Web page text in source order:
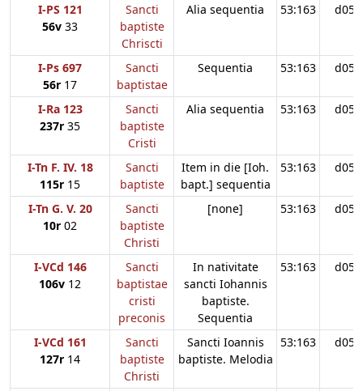
I-PS 121
56v 33
Sancti
baptiste
Chriscti
Alia sequentia 53:163 d05
I-Ps 697
56r 17
Sancti
baptistae
Sequentia 53:163 d05
I-Ra 123
237r 35
Sancti
baptiste
Cristi
Alia sequentia 53:163 d05
I-Tn F. IV. 18
115r 15
Sancti
baptiste
Item in die [Ioh.
bapt.] sequentia
53:163 d05
I-Tn G. V. 20
10r 02
Sancti
baptiste
Christi
[none] 53:163 d05
I-VCd 146
106v 12
Sancti
baptistae
cristi
preconis
In nativitate
sancti Iohannis
baptiste.
Sequentia
53:163 d05
I-VCd 161
127r 14
Sancti
baptiste
Christi
Sancti Ioannis
baptiste. Melodia
53:163 d05